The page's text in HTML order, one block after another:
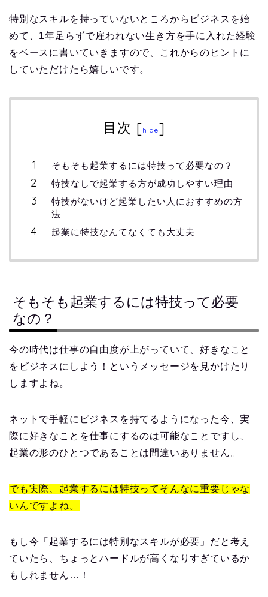
特別なスキルを持っていないところからビジネスを始
めて、1年足らずで雇われない生き方を手に入れた経験
をベースに書いていきますので、これからのヒントに
していただけたら嬉しいです。
目次 [hide]
そもそも起業するには特技って必要なの？
特技なしで起業する方が成功しやすい理由
特技がないけど起業したい人におすすめの方
法
起業に特技なんてなくても大丈夫
そもそも起業するには特技って必要
なの？
今の時代は仕事の自由度が上がっていて、好きなこと
をビジネスにしよう！というメッセージを見かけたり
しますよね。
ネットで手軽にビジネスを持てるようになった今、実
際に好きなことを仕事にするのは可能なことですし、
起業の形のひとつであることは間違いありません。
でも実際、起業するには特技ってそんなに重要じゃな
いんですよね。
もし今「起業するには特別なスキルが必要」だと考え
ていたら、ちょっとハードルが高くなりすぎているか
もしれません…！